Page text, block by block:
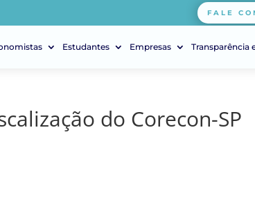
FALE
Estudantes Empresas Transparência
do Corecon-SP